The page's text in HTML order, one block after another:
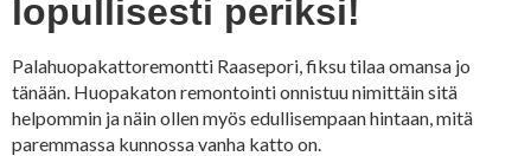
lopullisesti periksi!
Palahuopakattoremontti Raasepori, fiksu tilaa omansa jo
tänään. Huopakaton remontointi onnistuu nimittäin sitä
helpommin ja näin ollen myös edullisempaan hintaan, mitä
paremmassa kunnossa vanha katto on.